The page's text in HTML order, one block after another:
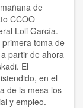
de
CCOO
Loli García.
toma de
partir de ahora
El
en el
de la mesa los
y empleo.